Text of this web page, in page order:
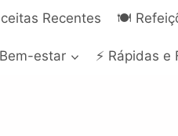
Recentes 🍽️
estar ⚡ Rápidas e